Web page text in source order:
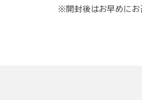
※開封後はお早めにお